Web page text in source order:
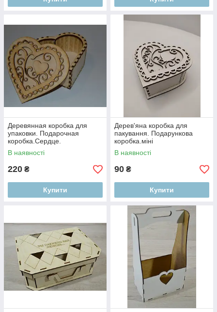
Деревянная коробка для
упаковки. Подарочная
коробка.Сердце.
В наявності
220 ₴
Купити
Дерев'яна коробка для
пакування. Подарункова
коробка.міні
В наявності
90 ₴
Купити